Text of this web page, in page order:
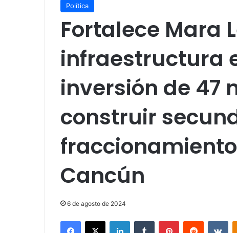
Política
Fortalece Mara
infraestructura
inversión de 47
construir
Cancún
6 de agosto de 2024
Facebook
X LinkedInTumblr PinterestReddit